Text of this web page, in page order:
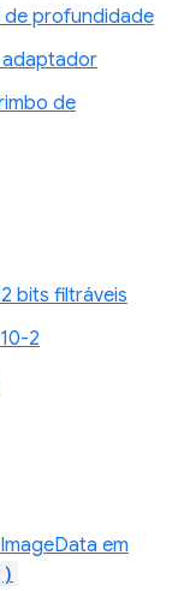
de profundidade
adaptador
de
bits filtráveis
2
em